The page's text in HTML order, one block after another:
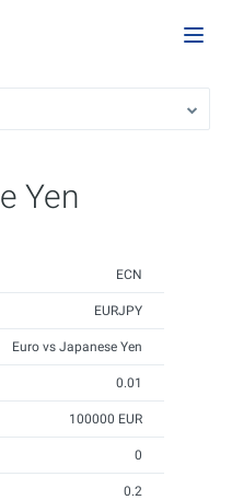
Yen
ECN
EURJPY
Euro vs Japanese Yen
0.01
100000 EUR
0
0.2